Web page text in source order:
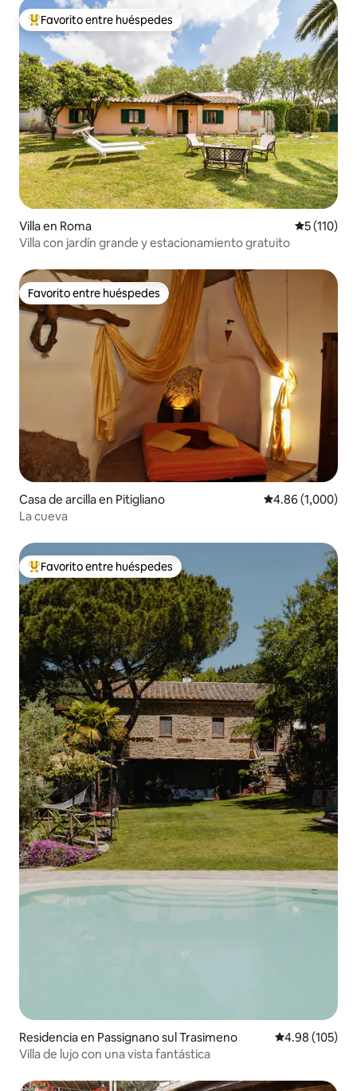
De los mejores en Favorito entre huéspedes
Favorito entre huéspedes
Villa en Roma
5 (110)
Villa con jardín grande y estacionamiento gratuito
Favorito entre huéspedes
Favorito entre huéspedes
Casa de arcilla en Pitigliano Calificación
4.86 (1,000)
La cueva
De los mejores en Favorito entre huéspedes
Favorito entre huéspedes
Residencia en Passignano sul Trasimeno Calificación
4.98 (105)
Villa de lujo con una vista fantástica